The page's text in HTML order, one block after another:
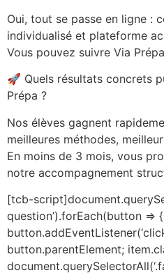
Oui, tout se passe en ligne :
individualisé et plateforme
Vous pouvez suivre Via
🚀 Quels résultats concrets
Prépa ?
Nos élèves gagnent
meilleures méthodes,
En moins de 3 mois, vous
notre accompagnement
[tcb-
question’).forEach(button => {
button.parentElement;